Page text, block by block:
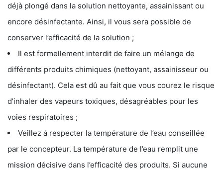
déjà plongé dans la solution nettoyante, assainissant ou
encore désinfectante. Ainsi, il vous sera possible de
conserver l’efficacité de la solution ;
Il est formellement interdit de faire un mélange de
différents produits chimiques (nettoyant, assainisseur ou
désinfectant). Cela est dû au fait que vous courez le risque
d’inhaler des vapeurs toxiques, désagréables pour les
voies respiratoires ;
Veillez à respecter la température de l’eau conseillée
par le concepteur. La température de l’eau remplit une
mission décisive dans l’efficacité des produits. Si aucune